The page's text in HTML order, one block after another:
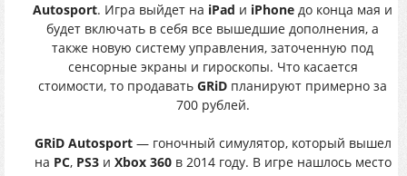
Autosport. Игра выйдет на iPad и iPhone до конца мая и
будет включать в себя все вышедшие дополнения, а
также новую систему управления, заточенную под
сенсорные экраны и гироскопы. Что касается
стоимости, то продавать GRiD планируют примерно за
700 рублей.
GRiD Autosport— гоночный симулятор, который вышел
на PC, PS3и Xbox 360в 2014 году. В игре нашлось место